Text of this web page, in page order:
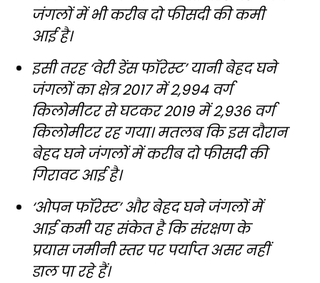
जंगलों में भी करीब दो फीसदी की कमी
आई है।
इसी तरह ‘वेरी डेंस फॉरेस्ट’ यानी बेहद घने
जंगलों का क्षेत्र 2017 में 2,994 वर्ग
किलोमीटर से घटकर 2019 में 2,936 वर्ग
किलोमीटर रह गया। मतलब कि इस दौरान
बेहद घने जंगलों में करीब दो फीसदी की
गिरावट आई है।
‘ओपन फॉरेस्ट’ और बेहद घने जंगलों में
आई कमी यह संकेत है कि संरक्षण के
प्रयास जमीनी स्तर पर पर्याप्त असर नहीं
डाल पा रहे हैं।